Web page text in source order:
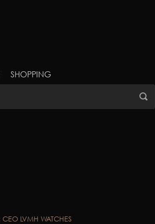
SHOPPING
LVMH WATCHES